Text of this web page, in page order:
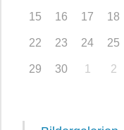
15 16 17 18
22 23 24 25
29 30 1 2